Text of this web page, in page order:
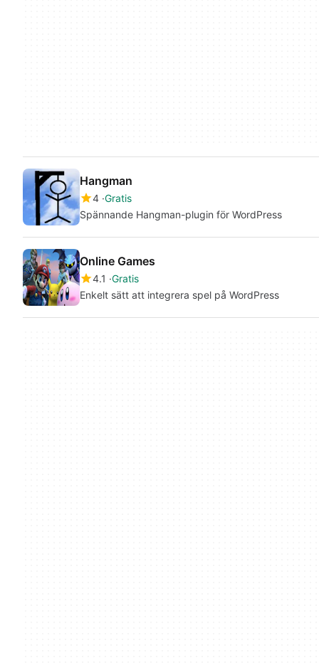
Hangman
4 Gratis
Spännande Hangman-plugin för WordPress
Online Games
4.1 Gratis
Enkelt sätt att integrera spel på WordPress